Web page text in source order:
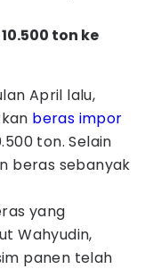
ton ke
April lalu,
beras impor
ton. Selain
beras sebanyak
yang
Wahyudin,
panen telah